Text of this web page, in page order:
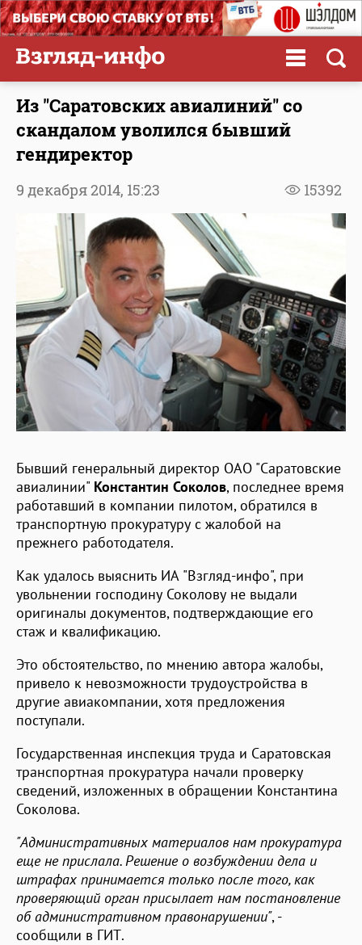
Из "Саратовских авиалиний" со
скандалом уволился бывший
гендиректор
15392
9 декабря 2014, 15:23
Бывший генеральный директор ОАО "Саратовские
авиалинии" Константин Соколов, последнее время
работавший в компании пилотом, обратился в
транспортную прокуратуру с жалобой на
прежнего работодателя.
Как удалось выяснить ИА "Взгляд-инфо", при
увольнении господину Соколову не выдали
оригиналы документов, подтверждающие его
стаж и квалификацию.
Это обстоятельство, по мнению автора жалобы,
привело к невозможности трудоустройства в
другие авиакомпании, хотя предложения
поступали.
Государственная инспекция труда и Саратовская
транспортная прокуратура начали проверку
сведений, изложенных в обращении Константина
Соколова.
"Административных материалов нам прокуратура
еще не прислала. Решение о возбуждении дела и
штрафах принимается только после того, как
проверяющий орган присылает нам постановление
об административном правонарушении", -
сообщили в ГИТ.